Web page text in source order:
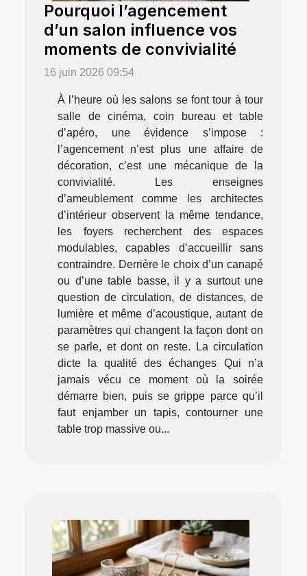
Pourquoi l’agencement
d’un salon influence vos
moments de convivialité
16 juin 2026 09:54
À l’heure où les salons se font tour à tour
salle de cinéma, coin bureau et table
d’apéro, une évidence s’impose :
l’agencement n’est plus une affaire de
décoration, c’est une mécanique de la
convivialité. Les enseignes
d’ameublement comme les architectes
d’intérieur observent la même tendance,
les foyers recherchent des espaces
modulables, capables d’accueillir sans
contraindre. Derrière le choix d’un canapé
ou d’une table basse, il y a surtout une
question de circulation, de distances, de
lumière et même d’acoustique, autant de
paramètres qui changent la façon dont on
se parle, et dont on reste. La circulation
dicte la qualité des échanges Qui n’a
jamais vécu ce moment où la soirée
démarre bien, puis se grippe parce qu’il
faut enjamber un tapis, contourner une
table trop massive ou...